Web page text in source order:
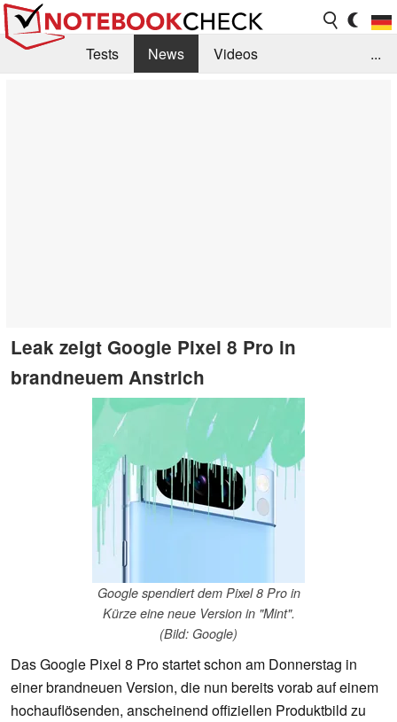
Tests News
Videos
...
Leak zeigt Google Pixel 8 Pro in
brandneuem Anstrich
Google spendiert dem Pixel 8 Pro in
Kürze eine neue Version in "Mint".
(Bild: Google)
Das Google Pixel 8 Pro startet schon am Donnerstag in
einer brandneuen Version, die nun bereits vorab auf einem
hochauflösenden, anscheinend offiziellen Produktbild zu